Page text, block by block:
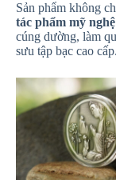
Sản phẩm không
tác phẩm mỹ
cúng dường, làm
sưu tập bạc cao cấp.